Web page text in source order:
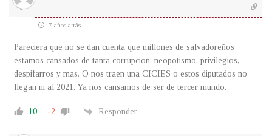
7 años atrás
Pareciera que no se dan cuenta que millones de salvadoreños
estamos cansados de tanta corrupcion, neopotismo, privilegios,
despifarros y mas. O nos traen una CICIES o estos diputados no
llegan ni al 2021. Ya nos cansamos de ser de tercer mundo.
10 -2 Responder